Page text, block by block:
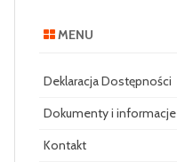
MENU
Deklaracja Dostępności
Dokumenty i informacje
Kontakt